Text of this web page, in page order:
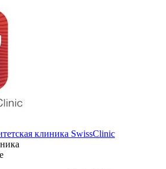
клиника SwissClinic